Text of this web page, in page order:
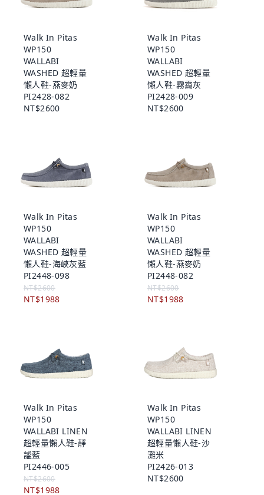
Walk In Pitas
WP150
WALLABI
WASHED 超輕量
懶人鞋-燕麥奶
PI2428-082
NT$2600
Walk In Pitas
WP150
WALLABI
WASHED 超輕量
懶人鞋-霧靄灰
PI2428-009
NT$2600
Walk In Pitas
WP150
WALLABI
WASHED 超輕量
懶人鞋-海峽灰藍
PI2448-098
NT$2600
NT$1988
Walk In Pitas
WP150
WALLABI
WASHED 超輕量
懶人鞋-燕麥奶
PI2448-082
NT$2600
NT$1988
Walk In Pitas
WP150
WALLABI LINEN
超輕量懶人鞋-靜
謐藍
PI2446-005
NT$2600
NT$1988
Walk In Pitas
WP150
WALLABI LINEN
超輕量懶人鞋-沙
灘米
PI2426-013
NT$2600